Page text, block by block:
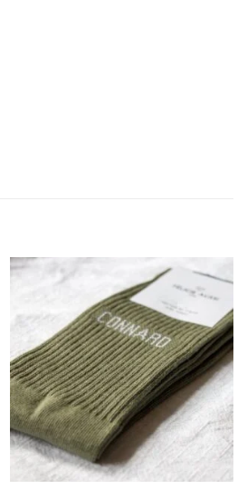
à la
liste
d’envies